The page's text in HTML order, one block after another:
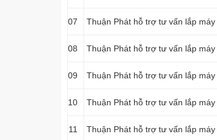
07 Thuận Phát hỗ trợ tư vấn lắp
08 Thuận Phát hỗ trợ tư vấn lắp
09 Thuận Phát hỗ trợ tư vấn lắp
10 Thuận Phát hỗ trợ tư vấn lắp
11 Thuận Phát hỗ trợ tư vấn lắp